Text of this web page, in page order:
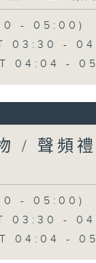
- 05:00)
03:30 -
04:04 -
/ 聲頻
- 05:00)
03:30 -
04:04 -